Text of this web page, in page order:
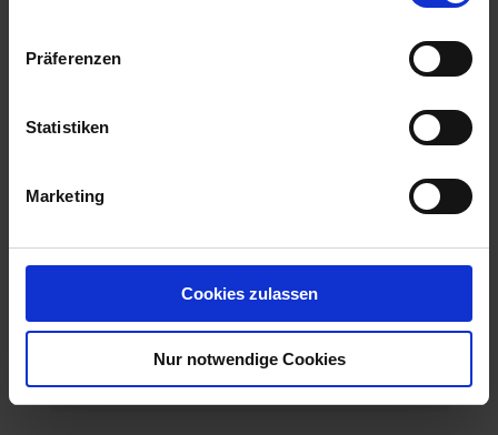
Präferenzen
Statistiken
Marketing
Cookies zulassen
Nur notwendige Cookies